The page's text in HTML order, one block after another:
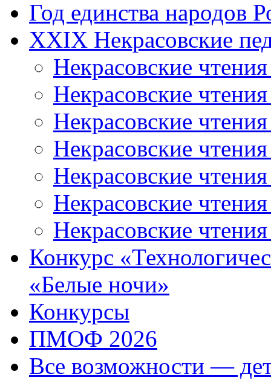
Год единства народов
XXIX Некрасовские
Некрасовские
Некрасовские
Некрасовские
Некрасовские
Некрасовские
Некрасовские
Некрасовские
Конкурс
«Белые ночи»
Конкурсы
ПМОФ 2026
Все возможности —